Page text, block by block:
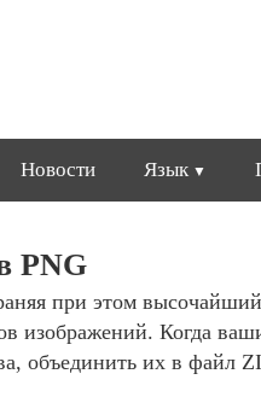
Новости Язык
PNG
при этом
изображений. Когда
объединить их в файл